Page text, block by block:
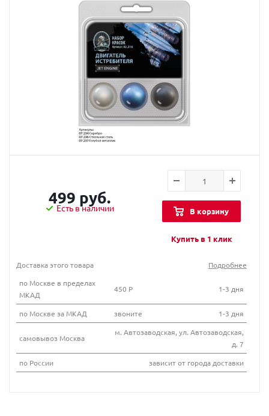
499 руб.
Есть в наличии В корзину
Купить в 1 клик
Доставка этого товара
Подробнее
по Москве в пределах
МКАД
450 Р 1-3 дня
по Москве за МКАД звоните 1-3 дня
самовывоз Москва
м. Автозаводская, ул. Автозаводская,
д. 7
по России
зависит от города доставки